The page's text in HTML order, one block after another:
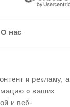
О нас
и рекламу, а
о ваших
и веб-